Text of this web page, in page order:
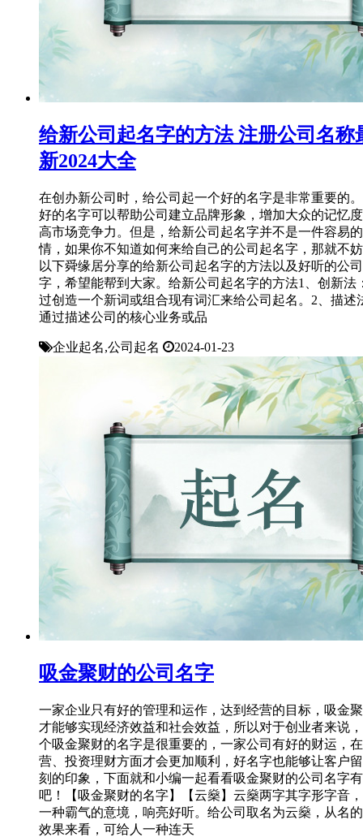
给新公司起名字的方法 注册公司名称
新2024大全
在创办新公司时，给公司起一个好的名字是非常重要的
好的名字可以帮助公司建立品牌形象，增加大众的记忆
高市场竞争力。但是，给新公司起名字并不是一件容易
情，如果你不知道如何来给自己的公司起名字，那就不
以下舜缘居分享的给新公司起名字的方法以及好听的公
字，希望能帮到大家。给新公司起名字的方法1、创新法
过创造一个新词或组合现有词汇来给公司起名。2、描述
通过描述公司的核心业务或品
企业起名,公司起名 2024-01-23
吸金聚财的公司名字
一家企业只有好的管理和运作，达到经营的目标，吸金
才能够实现经济效益和社会效益，所以对于创业者来说
个吸金聚财的名字是很重要的，一家公司有好的财运，
营、投资理财方面才会更加顺利，好名字也能够让客户
刻的印象，下面就和小编一起看看吸金聚财的公司名字
吧！【吸金聚财的名字】【云燊】云燊两字其字形字音
一种霸气的意境，响亮好听。给公司取名为云燊，从名
效果来看，可给人一种连天